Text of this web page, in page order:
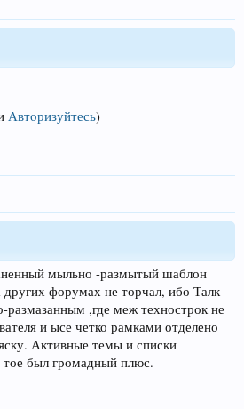
Авторизуйтесь)
мыльно -размытый шаблон
форумах не торчал, ибо Талк
размазанным ,где меж технострок не
и ысе четко рамками отделено
Активные темы и списки
тое был громадный плюс.